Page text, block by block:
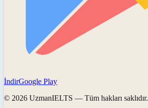
İndirGoogle Play
© 2026 UzmanIELTS — Tüm hakları saklıdır.